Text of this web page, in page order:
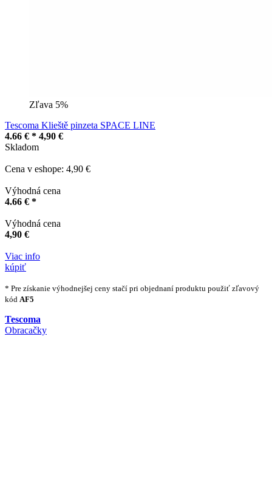
Zľava 5%
Tescoma Klieště pinzeta SPACE LINE
4.66 € * 4,90 €
Skladom
Cena v eshope: 4,90 €
Výhodná cena
4.66 € *
Výhodná cena
4,90 €
Viac info
kúpiť
* Pre získanie výhodnejšej ceny stačí pri objednaní produktu použiť zľavový
kód AF5
Tescoma
Obracačky